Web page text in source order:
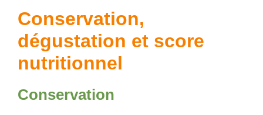
Conservation,
dégustation et score
nutritionnel
Conservation